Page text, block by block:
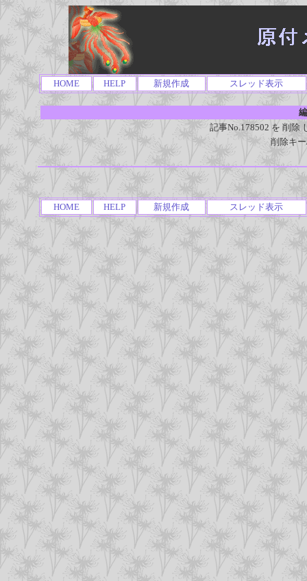
HOME HELP 新規作成 スレッド表示
記事No.178502 を 削除
削除キ
HOME HELP 新規作成 スレッド表示